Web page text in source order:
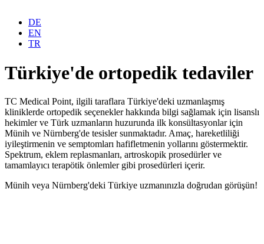
DE
EN
TR
Türkiye'de ortopedik tedaviler
TC Medical Point, ilgili taraflara Türkiye'deki uzmanlaşmış
kliniklerde ortopedik seçenekler hakkında bilgi sağlamak için lisanslı
hekimler ve Türk uzmanların huzurunda ilk konsültasyonlar için
Münih ve Nürnberg'de tesisler sunmaktadır. Amaç, hareketliliği
iyileştirmenin ve semptomları hafifletmenin yollarını göstermektir.
Spektrum, eklem replasmanları, artroskopik prosedürler ve
tamamlayıcı terapötik önlemler gibi prosedürleri içerir.
Münih veya Nürnberg'deki Türkiye uzmanınızla doğrudan görüşün!